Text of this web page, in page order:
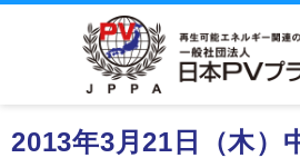
2013年3月21日（木）